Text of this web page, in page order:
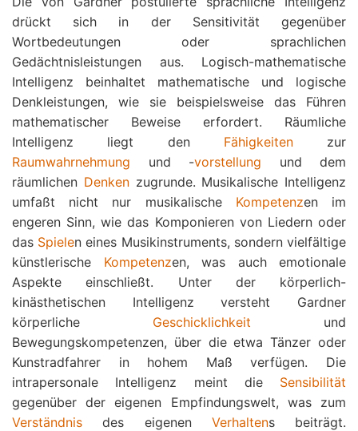
drückt sich in der Sensitivität gegenüber
Wortbedeutungen oder sprachlichen
Gedächtnisleistungen aus. Logisch-mathematische
Intelligenz beinhaltet mathematische und logische
Denkleistungen, wie sie beispielsweise das Führen
mathematischer Beweise erfordert. Räumliche
Intelligenz liegt den Fähigkeitenzur
Raumwahrnehmung und -vorstellung und dem
räumlichen Denkenzugrunde. Musikalische Intelligenz
umfaßt nicht nur musikalische Kompetenzen im
engeren Sinn, wie das Komponieren von Liedern oder
das Spielen eines Musikinstruments, sondern vielfältige
künstlerische Kompetenzen, was auch emotionale
Aspekte einschließt. Unter der körperlich-
kinästhetischen Intelligenz versteht Gardner
körperliche Geschicklichkeit und
Bewegungskompetenzen, über die etwa Tänzer oder
Kunstradfahrer in hohem Maß verfügen. Die
intrapersonale Intelligenz meint die Sensibilität
gegenüber der eigenen Empfindungswelt, was zum
Verständnis des eigenen Verhaltens beiträgt.